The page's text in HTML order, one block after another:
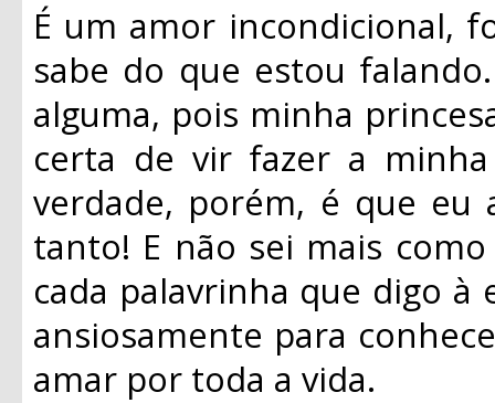
É um amor incondicional,
sabe do que estou
alguma, pois minha
certa de vir fazer a
verdade, porém, é que
tanto! E não sei mais
cada palavrinha que digo à
ansiosamente para
amar por toda a vida.